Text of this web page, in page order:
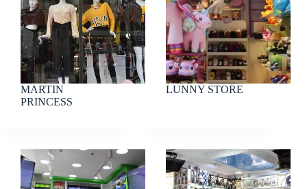
MARTIN
PRINCESS
LUNNY STORE